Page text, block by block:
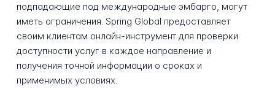
подпадающие под международные эмбарго, могут
иметь ограничения. Spring Global предоставляет
своим клиентам онлайн-инструмент для проверки
доступности услуг в каждое направление и
получения точной информации о сроках и
применимых условиях.